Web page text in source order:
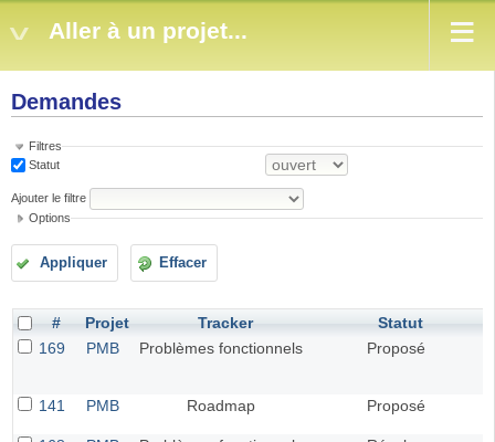
Aller à un projet...
Demandes
Filtres
Statut
Ajouter le filtre
Options
Appliquer Effacer
# Projet Tracker Statut
169
PMB Problèmes fonctionnels Proposé
141 PMB Roadmap Proposé